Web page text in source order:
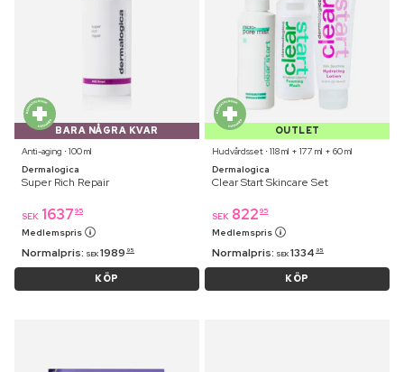
BARA NÅGRA KVAR
Anti-aging ⋅ 100 ml
Dermalogica
Super Rich Repair
SEK 1637 95
Medlemspris
Normalpris: SEK 1989 95
KÖP
OUTLET
Hudvårdsset ⋅ 118 ml + 177 ml + 60 ml
Dermalogica
Clear Start Skincare Set
SEK 822 95
Medlemspris
Normalpris: SEK 1334 95
KÖP